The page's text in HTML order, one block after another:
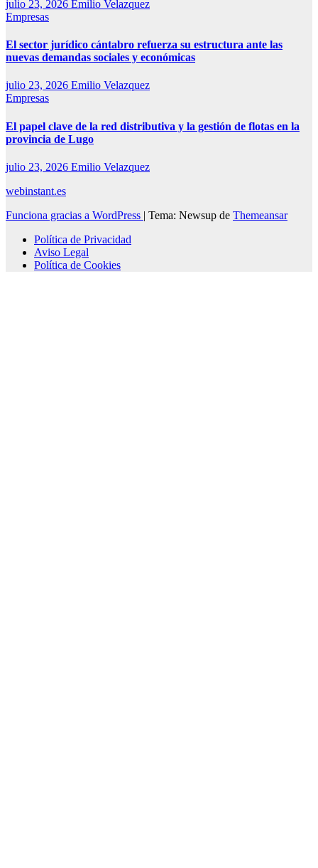
julio 23, 2026 Emilio Velazquez
Empresas
El sector jurídico cántabro refuerza su estructura ante las
nuevas demandas sociales y económicas
julio 23, 2026 Emilio Velazquez
Empresas
El papel clave de la red distributiva y la gestión de flotas en la
provincia de Lugo
julio 23, 2026 Emilio Velazquez
webinstant.es
Funciona gracias a WordPress | Tema: Newsup de Themeansar
Política de Privacidad
Aviso Legal
Política de Cookies